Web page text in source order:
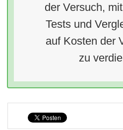
der Versuch,
Tests und
auf Kosten der
zu